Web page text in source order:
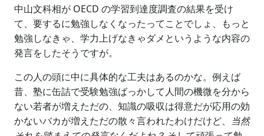
中山文科相が OECD の学習到達度調査の結果を受け
て、要するに勉強しなくなったってことでしょ、もっと
勉強しなきゃ、学力上げなきゃダメというような内容の
発言をしたそうですが。
この人の頭に中に具体的な工夫はあるのかな。例えば
昔、塾に缶詰で受験勉強ばっかして人間の機微を分から
ない若者が増えただの、知識の吸収は得意だが応用の効
かないバカが増えただの散々言われたわけだけど、
当然